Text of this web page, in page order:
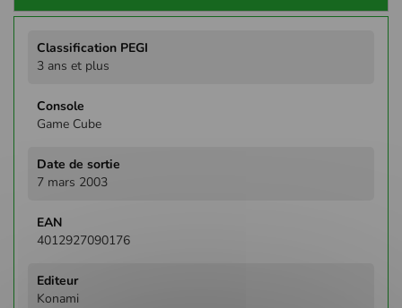
d'infos
3 ans et plus
Game Cube
7 mars 2003
4012927090176
Konami